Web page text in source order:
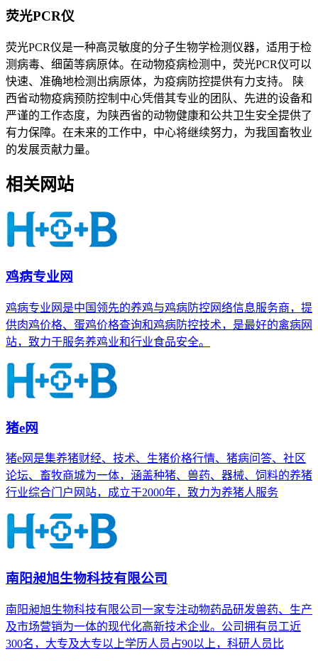
荧光PCR仪
荧光PCR仪是一种高灵敏度的分子生物学检测仪器，适用于检
测病毒、细菌等病原体。在动物疫病检测中，荧光PCR仪可以
快速、准确地检测出病原体，为疫病防控提供有力支持。 陕
西省动物疫病预防控制中心凭借其专业的团队、先进的设备和
严谨的工作态度，为陕西省的动物健康和公共卫生安全提供了
有力保障。在未来的工作中，中心将继续努力，为我国畜牧业
的发展贡献力量。
相关网站
鸡病专业网
鸡病专业网是中国领先的养鸡与鸡病防控网络信息服务商，提
供肉鸡价格、蛋鸡价格查询和鸡病防控技术，是最好的禽病网
站，致力于服务养鸡业和行业食品安全。
猪e网
猪e网是集养猪财经、技术、生猪价格行情、猪病问答、社区
论坛、畜牧商城为一体，涵盖种猪、兽药、器械、饲料的养猪
行业综合门户网站，成立于2000年，致力为养猪人服务
南阳昶旭生物科技有限公司
南阳昶旭生物科技有限公司一家专注动物药品研发兽药、生产
及市场营销为一体的现代化高新技术企业。公司拥有员工近
300名，大专及大专以上学历人员占90以上，科研人员比